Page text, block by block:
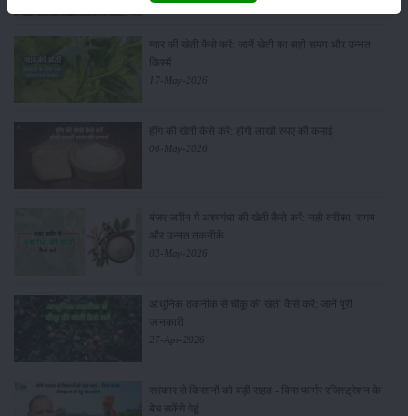
ग्वार की खेती कैसे करें: जानें खेती का सही समय और उन्नत
किस्में
17-May-2026
हींग की खेती कैसे करें: होंगी लाखों रुपए की कमाई
06-May-2026
बंजर जमीन में अश्वगंधा की खेती कैसे करें: सही तरीका, समय
और उन्नत तकनीकें
03-May-2026
आधुनिक तकनीक से चीकू की खेती कैसे करें: जानें पूरी
जानकारी
27-Apr-2026
सरकार से किसानों को बड़ी राहत - बिना फार्मर रजिस्ट्रेशन के
बेच सकेंगे गेहूं